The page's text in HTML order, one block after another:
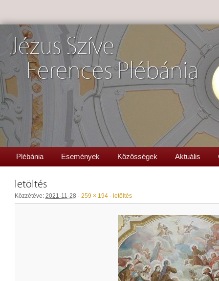
Jézus Szíve
Ferences Plébánia
Plébánia Események Közösségek Aktuális
letöltés
Közzétéve: 2021-11-28 - 259 × 194 - letöltés